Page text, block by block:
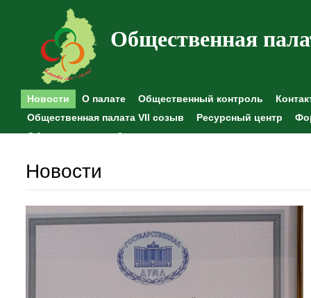
Общественная
Новости О палате Общественный контроль
Общественная палата VII созыв
Ресурсный центр
Общественные наблюдения
Новости